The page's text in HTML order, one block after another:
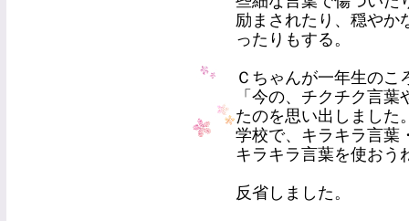
励まされたり、穏やか
ったりもする。
Ｃちゃんが一年生のこ
「今の、チクチク言
たのを思い出しました
学校で、キラキラ言葉
キラキラ言葉を使おう
反省しました。